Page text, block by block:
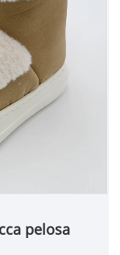
pelosa